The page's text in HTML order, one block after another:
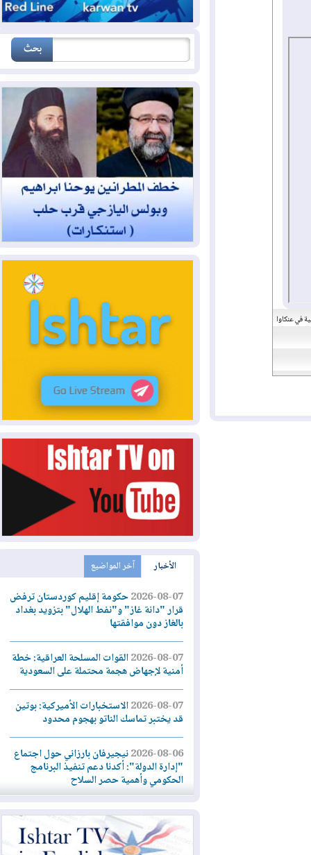
الأخبار آخر المواضيع
2026-08-07حكومة إقليم كوردستان ترفض
قرار "دانة غاز" و"نفط الهلال" بتزويد بغداد
بالغاز دون موافقتها
2026-08-07القوات المسلحة العراقية: خطة
أمنية لإجهاض هجمة محتملة على السعودية
2026-08-07الاستخبارات الأميركية: بوتين
قد يختبر تماسك الناتو بهجوم محدود
2026-08-06نيجيرفان بارزاني حول اجتماع
"إدارة الدولة": أكدنا دعم تنفيذ البرنامج
الحكومي وأهمية حصر السلاح
2026-08-06ائتلاف ادارة الدولة: من
يقومون بسلوك يهدد امن البلاد خارجون عن
القانون يجب محاربتهم